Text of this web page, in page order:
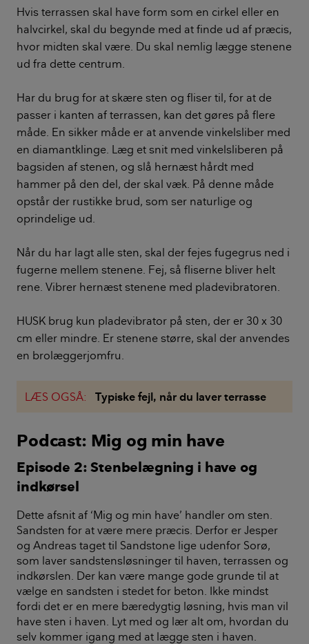
Hvis terrassen skal have form som en cirkel eller en
halvcirkel, skal du begynde med at finde ud af præcis,
hvor midten skal være. Du skal nemlig lægge stenene
ud fra dette centrum.
Har du brug for at skære sten og fliser til, for at de
passer i kanten af terrassen, kan det gøres på flere
måde. En sikker måde er at anvende vinkelsliber med
en diamantklinge. Læg et snit med vinkelsliberen på
bagsiden af stenen, og slå hernæst hårdt med
hammer på den del, der skal væk. På denne måde
opstår der rustikke brud, som ser naturlige og
oprindelige ud.
Når du har lagt alle sten, skal der fejes fugegrus ned i
fugerne mellem stenene. Fej, så fliserne bliver helt
rene. Vibrer hernæst stenene med pladevibratoren.
HUSK brug kun pladevibrator på sten, der er 30 x 30
cm eller mindre. Er stenene større, skal der anvendes
en brolæggerjomfru.
LÆS OGSÅ: Typiske fejl, når du laver terrasse
Podcast: Mig og min have
Episode 2: Stenbelægning i have og
indkørsel
Dette afsnit af ‘Mig og min have’ handler om sten.
Sandsten for at være mere præcis. Derfor er Jesper
og Andreas taget til Sandstone lige udenfor Sorø,
som laver sandstensløsninger til haven, terrassen og
indkørslen. Der kan være mange gode grunde til at
vælge en sandsten i stedet for beton. Ikke mindst
fordi det er en mere bæredygtig løsning, hvis man vil
have sten i haven. Lyt med og lær alt om, hvordan du
selv kommer igang med at lægge sten i haven.